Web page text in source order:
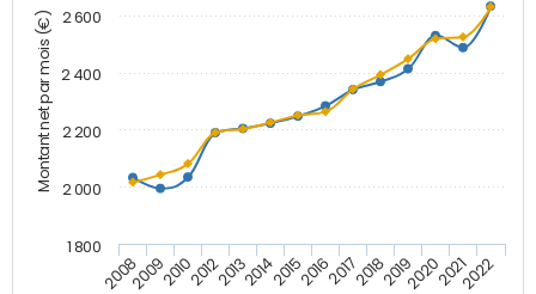
Montant net par mois (€)
20082009201020122013201420152016201720182019202020212022
1 800
2 000
2 200
2 400
2 600